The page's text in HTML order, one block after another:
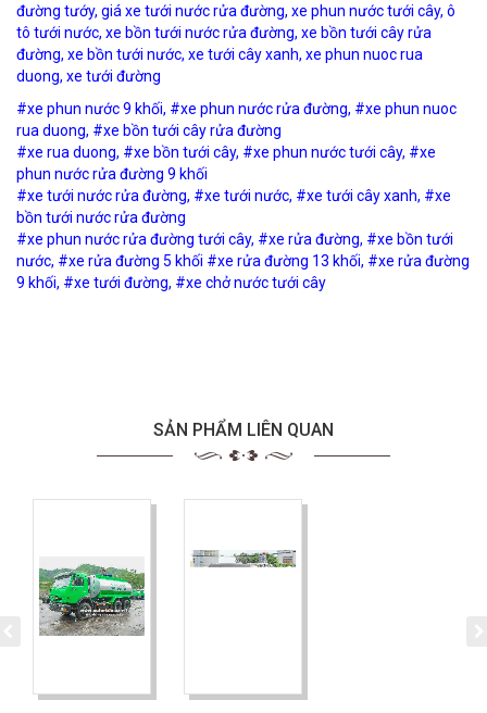
đường tướy, giá xe tưới nước rửa đường, xe phun nước tưới cây, ô
tô tưới nước, xe bồn tưới nước rửa đường, xe bồn tưới cây rửa
đường, xe bồn tưới nước, xe tưới cây xanh, xe phun nuoc rua
duong, xe tưới đường
#xe phun nước 9 khối, #xe phun nước rửa đường, #xe phun nuoc
rua duong, #xe bồn tưới cây rửa đường
#xe rua duong, #xe bồn tưới cây, #xe phun nước tưới cây, #xe
phun nước rửa đường 9 khối
#xe tưới nước rửa đường, #xe tưới nước, #xe tưới cây xanh, #xe
bồn tưới nước rửa đường
#xe phun nước rửa đường tưới cây, #xe rửa đường, #xe bồn tưới
nước, #xe rửa đường 5 khối #xe rửa đường 13 khối, #xe rửa đường
9 khối, #xe tưới đường, #xe chở nước tưới cây
SẢN PHẨM LIÊN QUAN